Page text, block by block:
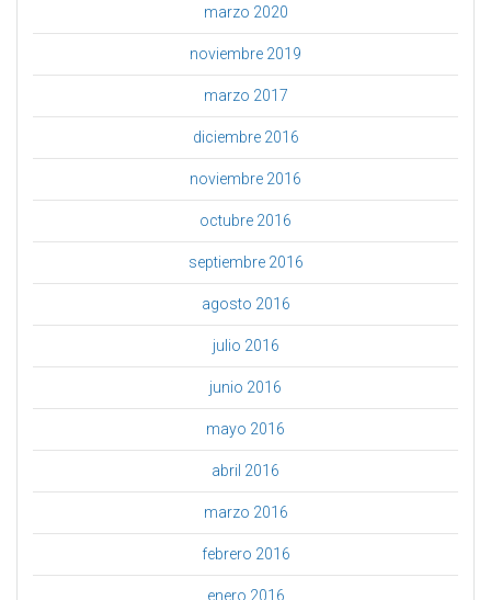
marzo 2020
noviembre 2019
marzo 2017
diciembre 2016
noviembre 2016
octubre 2016
septiembre 2016
agosto 2016
julio 2016
junio 2016
mayo 2016
abril 2016
marzo 2016
febrero 2016
enero 2016